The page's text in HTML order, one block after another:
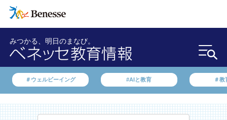
みつかる、明日のまなび。
＃ウェルビーイング #AIと教育 ＃教